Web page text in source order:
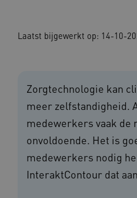
Laatst bijgewerkt op: 14-10-
Zorgtechnologie kan
meer zelfstandigheid.
medewerkers vaak de
onvoldoende. Het is
medewerkers nodig
InteraktContour dat